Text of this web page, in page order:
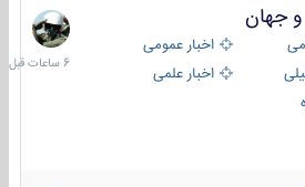
جهان
اخبار عمومی
اخبار علمی
6
ساعات
قبل